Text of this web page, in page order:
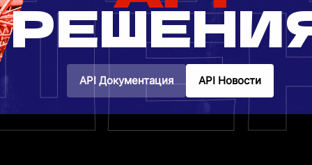
API Документация API Новости